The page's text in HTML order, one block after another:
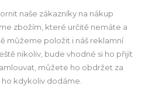
naše zákazníky na nákup
zbožím, které určitě nemáte a
můžeme položit i náš reklamní
nikoliv, bude vhodné si ho přijít
můžete ho obdržet za
kdykoliv dodáme.